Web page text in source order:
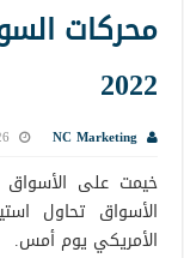
2022
NC Marketing
26
خيمت على الأسواق
الأسواق تحاول
الأمريكي يوم أمس.